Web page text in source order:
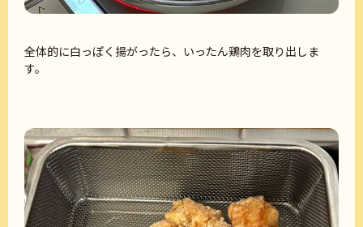
全体的に白っぽく揚がったら、いったん鶏肉を取り出しま
す。